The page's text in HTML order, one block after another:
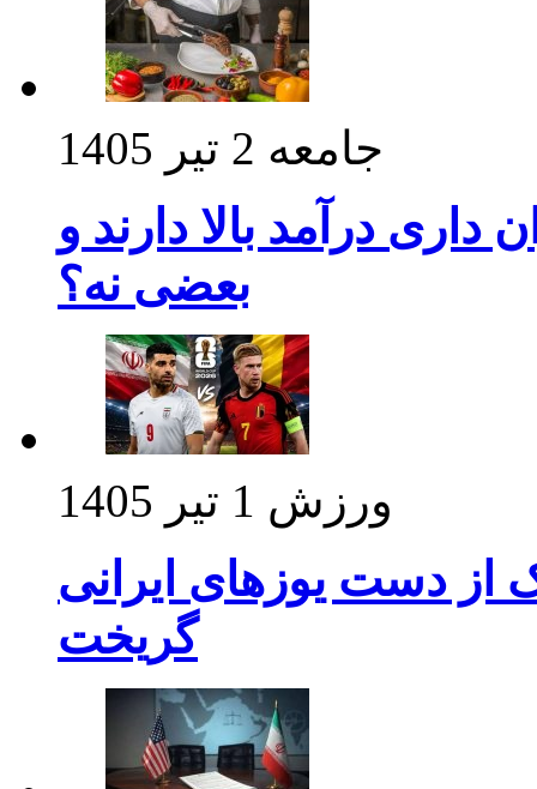
جامعه 2 تیر 1405
درآمد بالا دارند و
بعضی نه؟
ورزش 1 تیر 1405
از دست یوزهای ایرانی
گریخت